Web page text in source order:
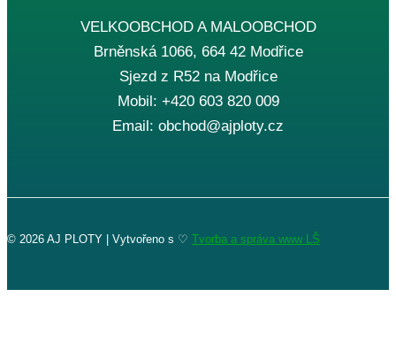
VELKOOBCHOD A MALOOBCHOD
Brněnská 1066, 664 42 Modřice
Sjezd z R52 na Modřice
Mobil: +420 603 820 009
Email: obchod@ajploty.cz
© 2026 AJ PLOTY | Vytvořeno s ♡ Tvorba a správa www LŠ